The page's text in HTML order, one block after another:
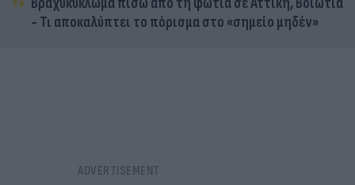
- Τι αποκαλύπτει το πόρισμα στο «σημείο μηδέν»